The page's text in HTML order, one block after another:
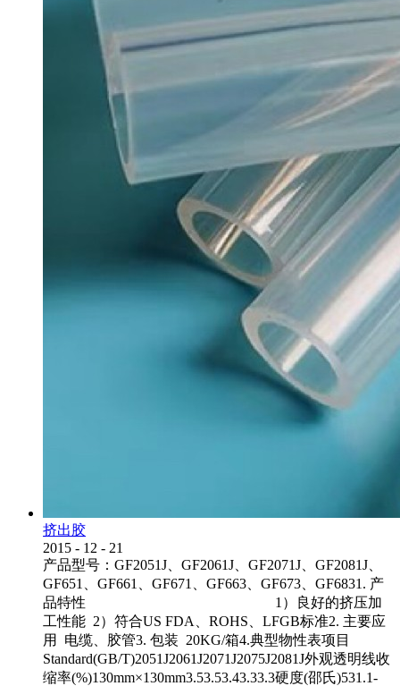
挤出胶
2015 - 12 - 21
产品型号：GF2051J、GF2061J、GF2071J、GF2081J、
GF651、GF661、GF671、GF663、GF673、GF6831. 产
品特性 1）良好的挤压加
工性能 2）符合US FDA、ROHS、LFGB标准2. 主要应
用 电缆、胶管3. 包装 20KG/箱4.典型物性表项目
Standard(GB/T)2051J2061J2071J2075J2081J外观透明线收
缩率(%)130mm×130mm3.53.53.43.33.3硬度(邵氏)531.1-